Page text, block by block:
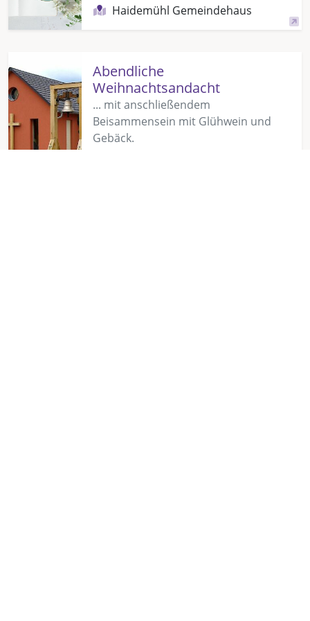
Haidemühl Gemeindehaus
Abendliche
Weihnachtsandacht
... mit anschließendem
Beisammensein mit Glühwein und
Gebäck.